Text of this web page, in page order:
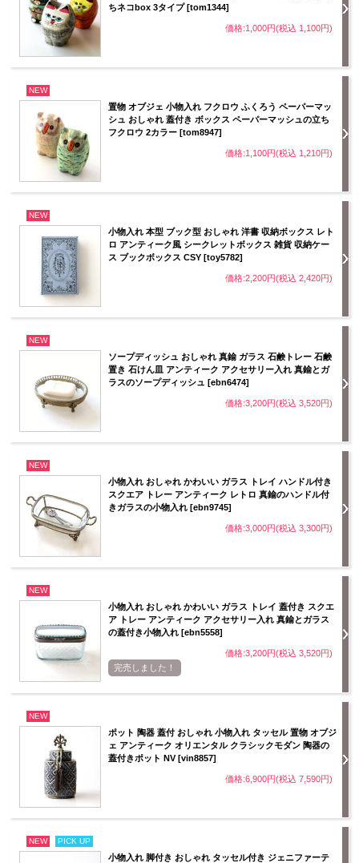
ちネコbox 3タイプ [tom1344]
価格:1,000円(税込 1,100円)
NEW
置物 オブジェ 小物入れ フクロウ ふくろう ペーパーマッ
シュ おしゃれ 蓋付き ボックス ペーパーマッシュの立ち
フクロウ 2カラー [tom8947]
価格:1,100円(税込 1,210円)
NEW
小物入れ 本型 ブック型 おしゃれ 洋書 収納ボックス レト
ロ アンティーク風 シークレットボックス 雑貨 収納ケー
ス ブックボックス CSY [toy5782]
価格:2,200円(税込 2,420円)
NEW
ソープディッシュ おしゃれ 真鍮 ガラス 石鹸トレー 石鹸
置き 石けん皿 アンティーク アクセサリー入れ 真鍮とガ
ラスのソープディッシュ [ebn6474]
価格:3,200円(税込 3,520円)
NEW
小物入れ おしゃれ かわいい ガラス トレイ ハンドル付き
スクエア トレー アンティーク レトロ 真鍮のハンドル付
きガラスの小物入れ [ebn9745]
価格:3,000円(税込 3,300円)
NEW
小物入れ おしゃれ かわいい ガラス トレイ 蓋付き スクエ
ア トレー アンティーク アクセサリー入れ 真鍮とガラス
の蓋付き小物入れ [ebn5558]
価格:3,200円(税込 3,520円)
完売しました！
NEW
ポット 陶器 蓋付 おしゃれ 小物入れ タッセル 置物 オブジ
ェ アンティーク オリエンタル クラシックモダン 陶器の
蓋付きポット NV [vin8857]
価格:6,900円(税込 7,590円)
NEW PICK UP
小物入れ 脚付き おしゃれ タッセル付き ジェニファーテ